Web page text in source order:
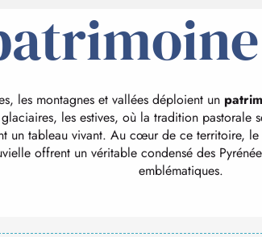
les montagnes et vallées déploient un
les estives, où la tradition pastorale
un tableau vivant. Au cœur de ce territoire, le
offrent un véritable condensé des
emblématiques.